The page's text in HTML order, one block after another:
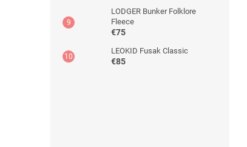
LODGER Bunker Folklore
Fleece
€75
LEOKID Fusak Classic
€85